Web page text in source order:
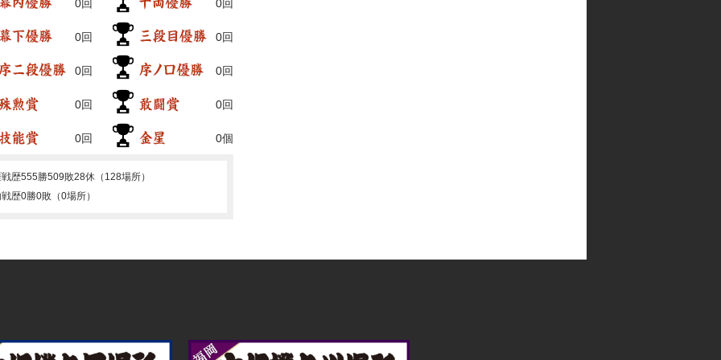
0回 0回
0回 0回
0回 0回
0回 0回
0回 0個
歴555勝509敗28休（128場所）
歴0勝0敗（0場所）